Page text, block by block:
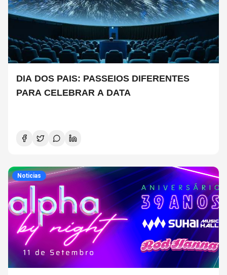
DIA DOS PAIS: PASSEIOS DIFERENTES
PARA CELEBRAR A DATA
Noticias